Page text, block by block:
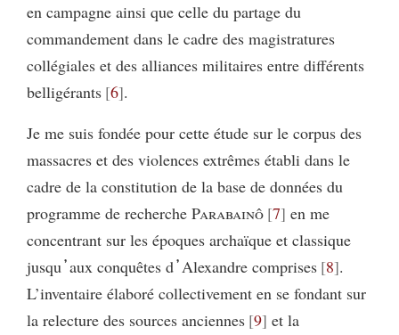
en campagne ainsi que celle du partage du
commandement dans le cadre des magistratures
collégiales et des alliances militaires entre différents
belligérants 6 .
Je me suis fondée pour cette étude sur le corpus des
massacres et des violences extrêmes établi dans le
cadre de la constitution de la base de données du
programme de recherche Parabainô 7 en me
concentrant sur les époques archaïque et classique
jusqu᾽aux conquêtes d᾽Alexandre comprises 8 .
L’inventaire élaboré collectivement en se fondant sur
la relecture des sources anciennes 9 et la